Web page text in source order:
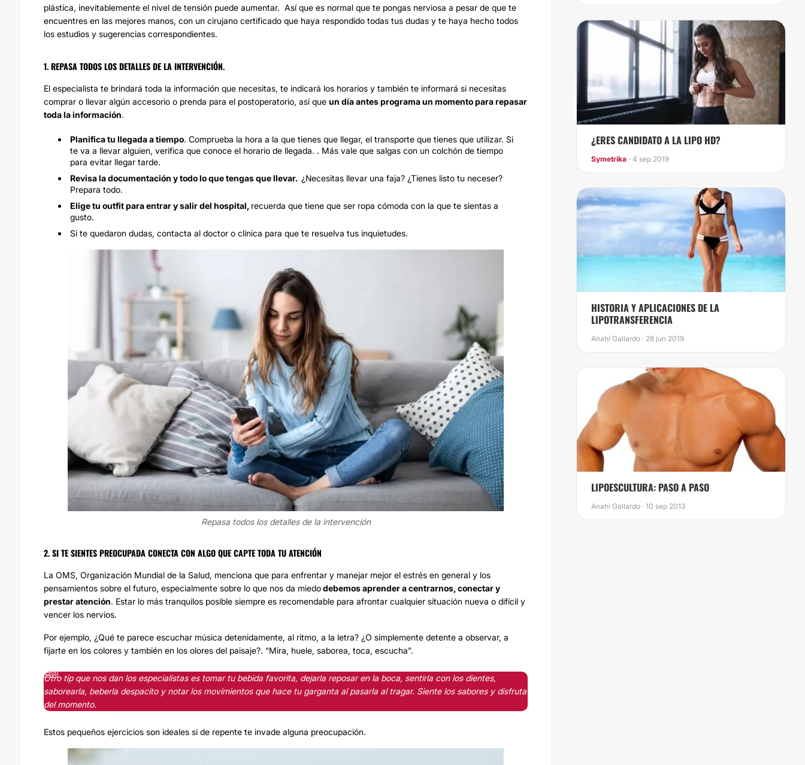
plástica, inevitablemente el nivel de tensión puede aumentar. Así que es normal que te pongas nerviosa a pesar de que te
encuentres en las mejores manos, con un cirujano certificado que haya respondido todas tus dudas y te haya hecho todos
los estudios y sugerencias correspondientes.
1. REPASA TODOS LOS DETALLES DE LA INTERVENCIÓN.
El especialista te brindará toda la información que necesitas, te indicará los horarios y también te informará si necesitas
comprar o llevar algún accesorio o prenda para el postoperatorio, así que un día antes programa un momento para repasar
toda la información.
Planifica tu llegada a tiempo. Comprueba la hora a la que tienes que llegar, el transporte que tienes que utilizar. Si
te va a llevar alguien, verifica que conoce el horario de llegada. . Más vale que salgas con un colchón de tiempo
para evitar llegar tarde.
Revisa la documentación y todo lo que tengas que llevar. ¿Necesitas llevar una faja? ¿Tienes listo tu neceser?
Prepara todo.
Elige tu outfit para entrar y salir del hospital, recuerda que tiene que ser ropa cómoda con la que te sientas a
gusto.
Si te quedaron dudas, contacta al doctor o clínica para que te resuelva tus inquietudes.
Repasa todos los detalles de la intervención
2. SI TE SIENTES PREOCUPADACONECTA CON ALGO QUE CAPTE TODA TU ATENCIÓN
La OMS, Organización Mundial de la Salud, menciona que para enfrentar y manejar mejor el estrés en general y los
pensamientos sobre el futuro, especialmente sobre lo que nos da miedodebemos aprender a centrarnos, conectar y
prestar atención. Estar lo más tranquilos posible siempre es recomendable para afrontar cualquier situación nueva o difícil y
vencer los nervios.
Por ejemplo, ¿Qué te parece escuchar música detenidamente, al ritmo, a la letra? ¿O simplemente detente a observar, a
fijarte en los colores y también en los olores del paisaje?. “Mira, huele, saborea, toca, escucha”.
Otro tip que nos dan los especialistas es tomar tu bebida favorita, dejarla reposar en la boca, sentirla con los dientes,
saborearla, beberla despacito y notar los movimientos que hace tu garganta al pasarla al tragar. Siente los sabores y disfruta
del momento.
Estos pequeños ejercicios son ideales si de repente te invade alguna preocupación.
¿ERES CANDIDATO A LA LIPO HD?
Symetrika · 4 sep 2019
HISTORIA Y APLICACIONES DE LA
LIPOTRANSFERENCIA
Anahí Gallardo · 28 jun 2019
LIPOESCULTURA: PASO A PASO
Anahí Gallardo · 10 sep 2013